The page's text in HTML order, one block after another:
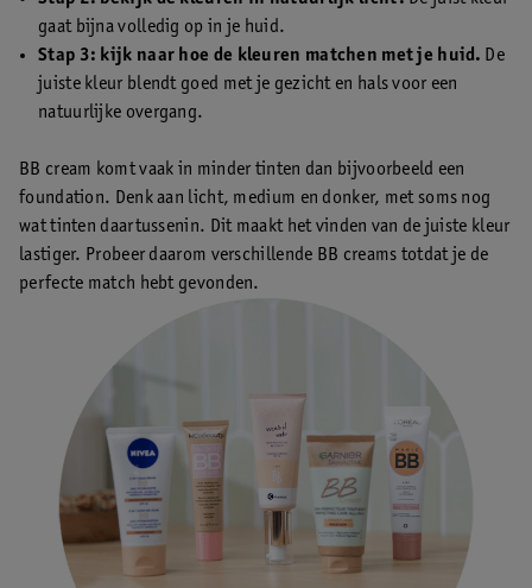
gaat bijna volledig op in je huid.
Stap 3: kijk naar hoe de kleuren matchen met je huid. De
juiste kleur blendt goed met je gezicht en hals voor een
natuurlijke overgang.
BB cream komt vaak in minder tinten dan bijvoorbeeld een
foundation. Denk aan licht, medium en donker, met soms nog
wat tinten daartussenin. Dit maakt het vinden van de juiste kleur
lastiger. Probeer daarom verschillende BB creams totdat je de
perfecte match hebt gevonden.